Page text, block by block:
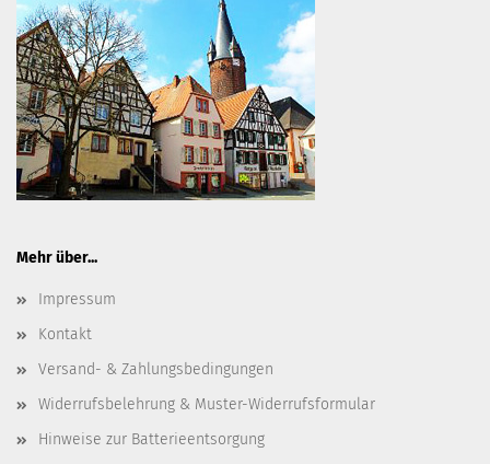
Mehr über...
Impressum
Kontakt
Versand- & Zahlungsbedingungen
Widerrufsbelehrung & Muster-Widerrufsformular
Hinweise zur Batterieentsorgung